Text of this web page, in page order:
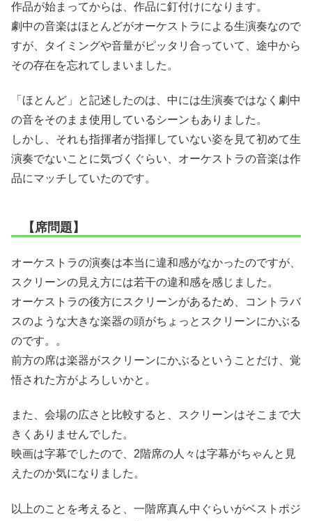
作品が始まってからは、作品に釘付けになります。
劇中の音楽はほとんどがオーケストラによる生演奏なので
すが、タイミングや音量がピッタリ合っていて、途中から
その存在を忘れてしまいました。
「ほとんど」と記述したのは、中には生演奏ではなく劇中
の音をそのまま使用しているシーンもありました。
しかし、それも指揮者が指揮していない姿を見て初めて生
演奏でないことに気づくぐらい、オーケストラの音楽は作
品にマッチしていたのです。
【席問題】
オーケストラの演奏は本当に違和感がなかったのですが、
スクリーンの見え方には若干の違和感を感じました。
オーケストラの後方にスクリーンがあるため、コントラバ
スのような大きな楽器の頭がちょっとスクリーンにかぶる
のです。。
前方の席は楽器がスクリーンにかぶるということだけ、覚
悟された方がよろしいかと。
また、会場の広さと比較すると、スクリーンはそこまで大
きくありませんでした。
映画は字幕でしたので、2階席の人々は字幕がちゃんと見
えたのか気になりました。
以上のことを考えると、一階席真ん中ぐらいがベストポジ